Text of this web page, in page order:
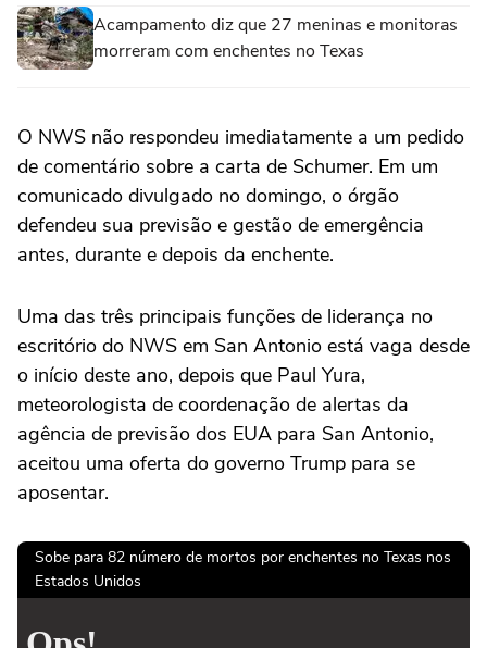
Acampamento diz que 27 meninas e monitoras
morreram com enchentes no Texas
O NWS não respondeu imediatamente a um pedido
de comentário sobre a carta de Schumer. Em um
comunicado divulgado no domingo, o órgão
defendeu sua previsão e gestão de emergência
antes, durante e depois da enchente.
Uma das três principais funções de liderança no
escritório do NWS em San Antonio está vaga desde
o início deste ano, depois que Paul Yura,
meteorologista de coordenação de alertas da
agência de previsão dos EUA para San Antonio,
aceitou uma oferta do governo Trump para se
aposentar.
Sobe para 82 número de mortos por enchentes no Texas nos
Estados Unidos